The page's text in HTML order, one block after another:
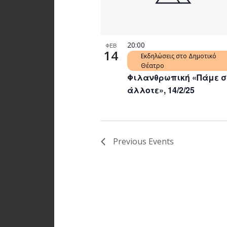
ΦΕΒ
14
Φιλανθρωπική «Πάμε
άλλοτε», 14/2/25
20:00
Εκδηλώσεις στο Δημοτικό
Θέατρο
Previous Events